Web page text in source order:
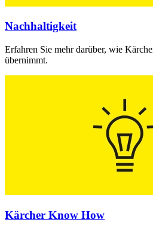
Nachhaltigkeit
Erfahren Sie mehr darüber, wie
übernimmt.
Kärcher Know How